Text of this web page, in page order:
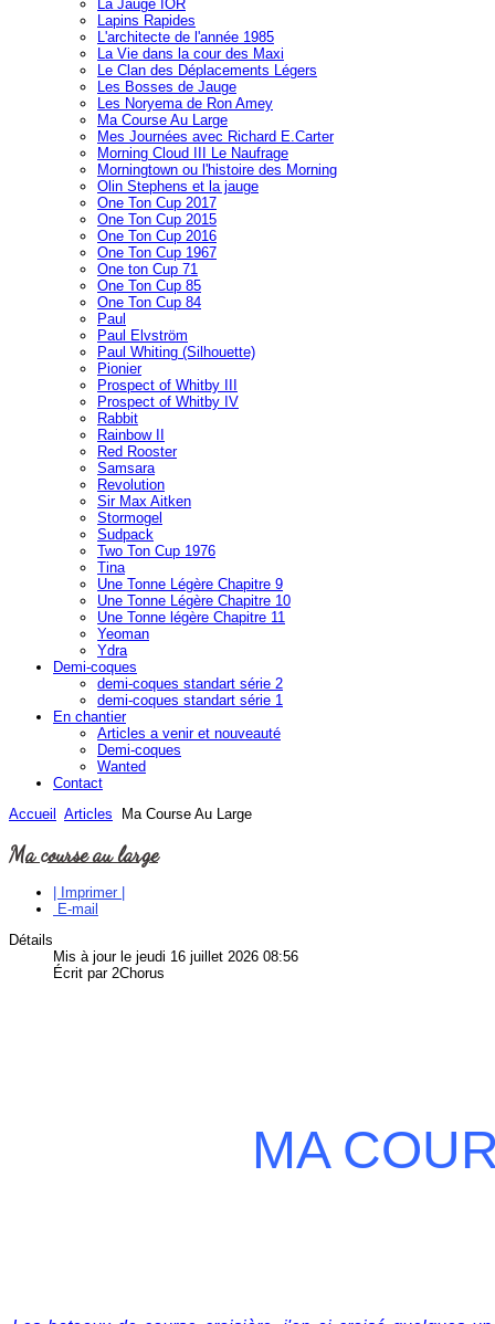
La Jauge IOR
Lapins Rapides
L'architecte de l'année 1985
La Vie dans la cour des Maxi
Le Clan des Déplacements Légers
Les Bosses de Jauge
Les Noryema de Ron Amey
Ma Course Au Large
Mes Journées avec Richard E.Carter
Morning Cloud III Le Naufrage
Morningtown ou l'histoire des Morning
Olin Stephens et la jauge
One Ton Cup 2017
One Ton Cup 2015
One Ton Cup 2016
One Ton Cup 1967
One ton Cup 71
One Ton Cup 85
One Ton Cup 84
Paul
Paul Elvström
Paul Whiting (Silhouette)
Pionier
Prospect of Whitby III
Prospect of Whitby IV
Rabbit
Rainbow II
Red Rooster
Samsara
Revolution
Sir Max Aitken
Stormogel
Sudpack
Two Ton Cup 1976
Tina
Une Tonne Légère Chapitre 9
Une Tonne Légère Chapitre 10
Une Tonne légère Chapitre 11
Yeoman
Ydra
Demi-coques
demi-coques standart série 2
demi-coques standart série 1
En chantier
Articles a venir et nouveauté
Demi-coques
Wanted
Contact
Accueil
Articles Ma Course Au Large
Ma course au large
| Imprimer |
E-mail
Détails
Mis à jour le jeudi 16 juillet 2026 08:56
Écrit par 2Chorus
MA